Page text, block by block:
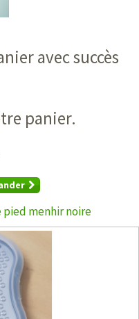
avec succès
panier.
pied menhir noire